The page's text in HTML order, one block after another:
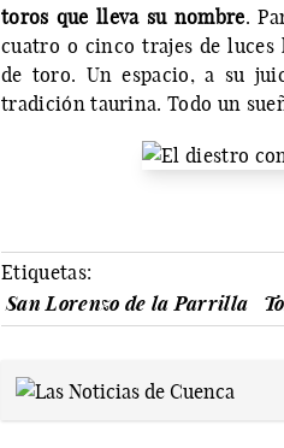
toros que lleva su nombre.
cuatro o cinco trajes de luces
de toro. Un espacio, a su
tradición taurina. Todo un
Etiquetas:
San Lorenzo de la Parrilla